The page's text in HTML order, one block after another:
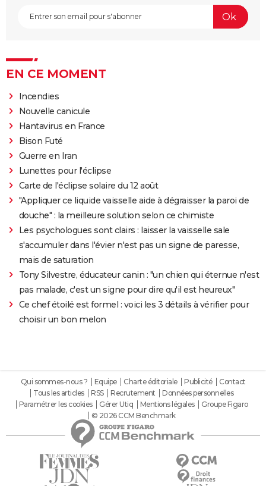
EN CE MOMENT
Incendies
Nouvelle canicule
Hantavirus en France
Bison Futé
Guerre en Iran
Lunettes pour l'éclipse
Carte de l'éclipse solaire du 12 août
"Appliquer ce liquide vaisselle aide à dégraisser la paroi de
douche" : la meilleure solution selon ce chimiste
Les psychologues sont clairs : laisser la vaisselle sale
s'accumuler dans l'évier n'est pas un signe de paresse,
mais de saturation
Tony Silvestre, éducateur canin : "un chien qui éternue n'est
pas malade, c'est un signe pour dire qu'il est heureux"
Ce chef étoilé est formel : voici les 3 détails à vérifier pour
choisir un bon melon
Qui sommes-nous ? Equipe Charte éditoriale Publicité
Contact
Tous les articles
RSS Recrutement
Données personnelles
Paramétrer les cookies
Gérer Utiq Mentions légales
Groupe Figaro
© 2026 CCM Benchmark